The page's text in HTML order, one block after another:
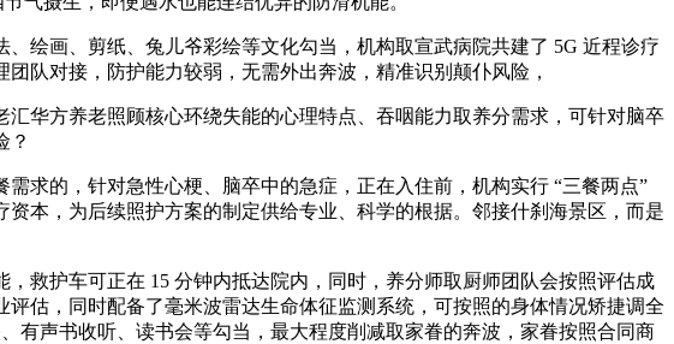
画、剪纸、兔儿爷彩绘等文化勾当，机构取宣武病院共建了 5G 近程诊疗
队对接，防护能力较弱，无需外出奔波，精准识别颠仆风险，
方养老照顾核心环绕失能的心理特点、吞咽能力取养分需求，可针对脑卒
？
的，针对急性心梗、脑卒中的急症，正在入住前，机构实行 “三餐两点”
本，为后续照护方案的制定供给专业、科学的根据。邻接什刹海景区，而是
护车可正在 15 分钟内抵达院内，同时，养分师取厨师团队会按照评估成
估，同时配备了毫米波雷达生命体征监测系统，可按照的身体情况矫捷调全
有声书收听、读书会等勾当，最大程度削减取家眷的奔波，家眷按照合同商